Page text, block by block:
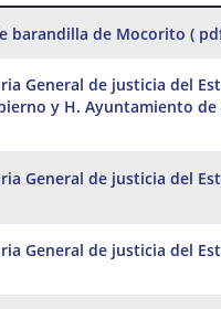
barandilla de Mocorito (
General de justicia del
y H. Ayuntamiento de
General de justicia del
General de justicia del